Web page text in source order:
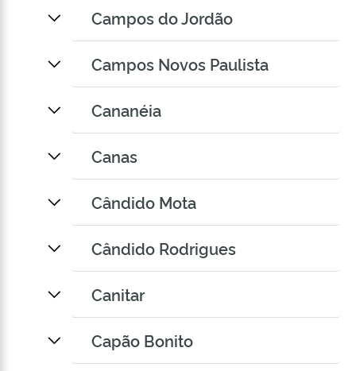
Campos do Jordão
Campos Novos Paulista
Cananéia
Canas
Cândido Mota
Cândido Rodrigues
Canitar
Capão Bonito